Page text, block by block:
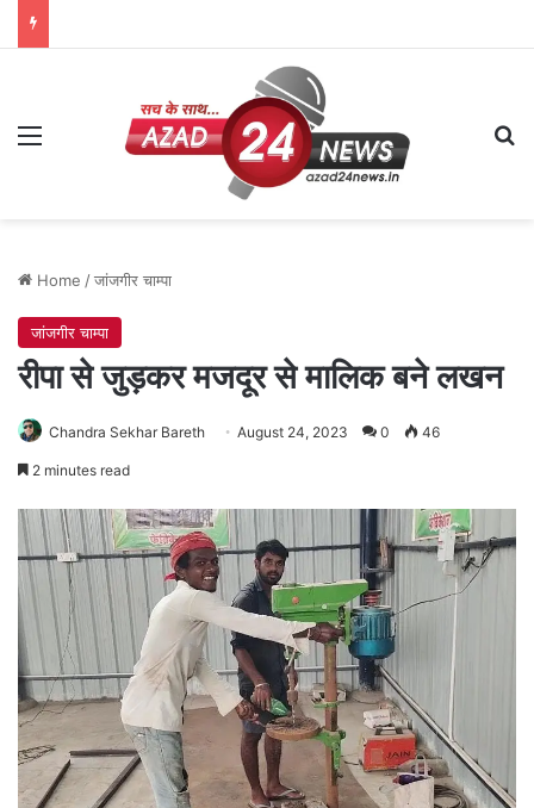
Menu
Home /जांजगीर चाम्पा
जांजगीर चाम्पा
रीपा से जुड़कर मजदूर से मालिक बने लखन
Chandra Sekhar Bareth August 24, 2023 0 46
2 minutes read